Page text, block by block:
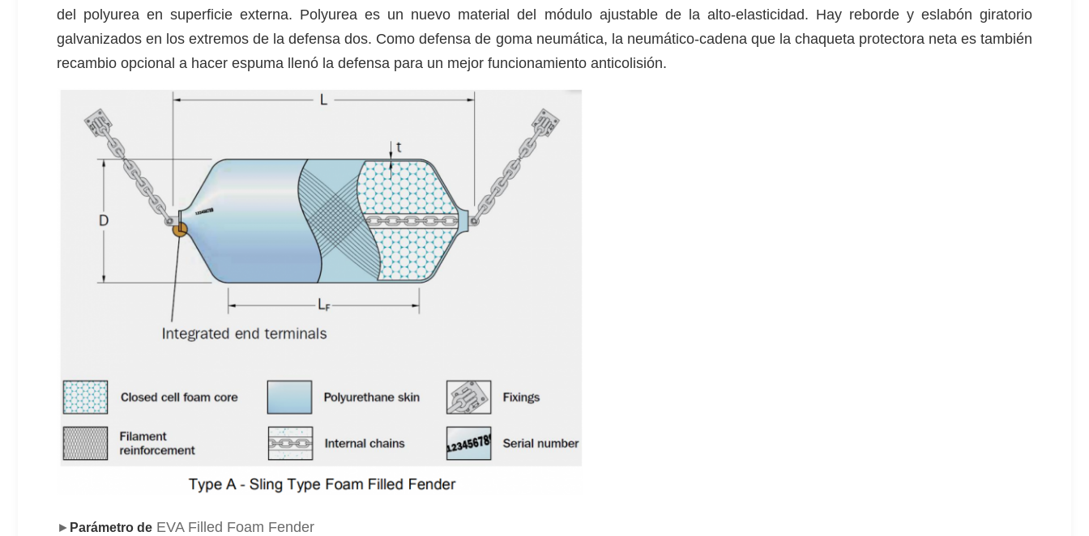
del polyurea en superficie externa. Polyurea es un nuevo material del módulo ajustable de la alto-elasticidad. Hay reborde y eslabón giratorio
galvanizados en los extremos de la defensa dos. Como defensa de goma neumática, la neumático-cadena que la chaqueta protectora neta es también
recambio opcional a hacer espuma llenó la defensa para un mejor funcionamiento anticolisión.
► Parámetro de EVA Filled Foam Fender